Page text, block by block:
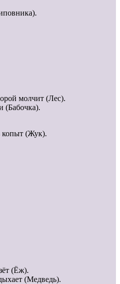
молчит (Лес).
(Бабочка).
копыт (Жук).
(Ёж).
(Медведь).